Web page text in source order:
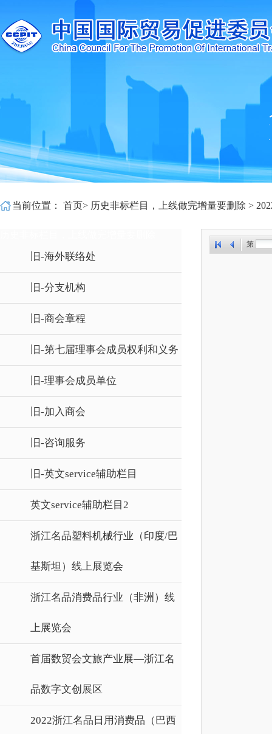
当前位置： 首页> 历史非标栏目，上线做完增量要删除 >
旧-海外联络处
旧-分支机构
旧-商会章程
旧-第七届理事会成员权利和义务
旧-理事会成员单位
旧-加入商会
旧-咨询服务
旧-英文service辅助栏目
英文service辅助栏目2
浙江名品塑料机械行业（印度/巴
基斯坦）线上展览会
浙江名品消费品行业（非洲）线
上展览会
首届数贸会文旅产业展—浙江名
品数字文创展区
2022浙江名品日用消费品（巴西
第